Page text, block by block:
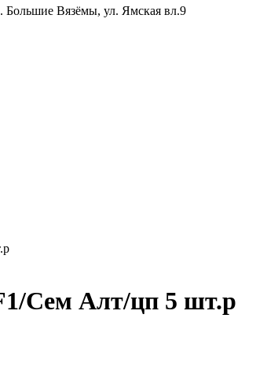
Большие Вязёмы, ул. Ямская вл.9
Сем Алт/цп 5 шт.р